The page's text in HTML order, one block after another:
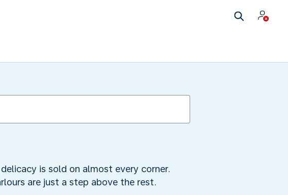
is sold on almost every corner.
are just a step above the rest.